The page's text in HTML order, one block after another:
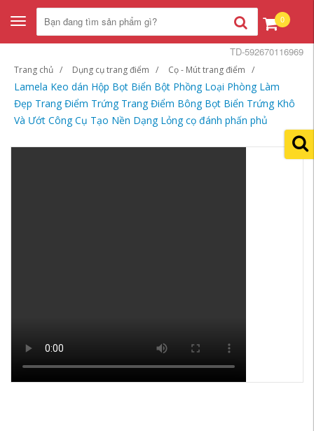
Toggle
navigation
0
Trang chủ Dụng cụ trang điểm Cọ - Mút trang điểm
Lamela Keo dán Hộp Bọt Biển Bột Phồng Loại Phòng Làm
Đẹp Trang Điểm Trứng Trang Điểm Bông Bọt Biển Trứng Khô
Và Ướt Công Cụ Tạo Nền Dạng Lỏng cọ đánh phấn phủ
TD-592670116969